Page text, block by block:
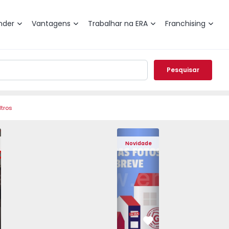
Vantagens Trabalhar na ERA Franchising
Pesquisar
Pedrouços - 1575536 - 7
T3 Maia, Pedrouços - 1575536 - 9
Apartamento T3 Maia, Pedrouços - 1575536 - 8
Apartamento T3 Maia, Pedrouços - 1575536 - 12
Apartamento T3 Maia, Pedrouços -
Apartamento T3 Maia,
Apartamento
Novidade
Apartamento T3 Porto,
Favorito